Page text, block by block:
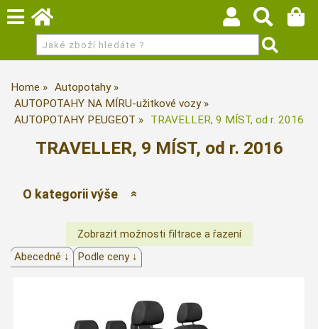
Home
Autopotahy
AUTOPOTAHY NA MÍRU-užitkové vozy
AUTOPOTAHY PEUGEOT
TRAVELLER, 9 MÍST, od r. 2016
TRAVELLER, 9 MÍST, od r. 2016
O kategorii výše
Abecedně ↓ Podle ceny ↓